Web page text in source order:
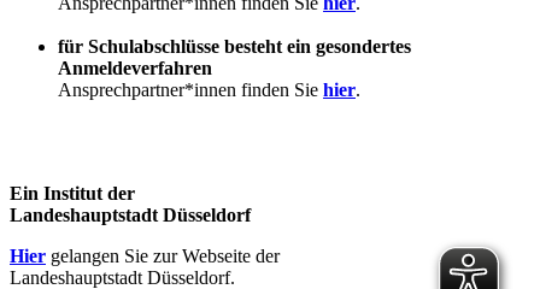
für Schulabschlüsse besteht ein gesondertes
Anmeldeverfahren
Ansprechpartner*innen finden Sie hier.
Ein Institut der
Landeshauptstadt Düsseldorf
Hier gelangen Sie zur Webseite der
Landeshauptstadt Düsseldorf.